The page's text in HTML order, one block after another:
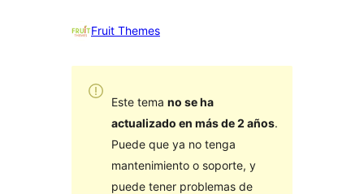
Fruit Themes
Este tema no se ha
actualizado en más de 2 años.
Puede que ya no tenga
mantenimiento o soporte, y
puede tener problemas de